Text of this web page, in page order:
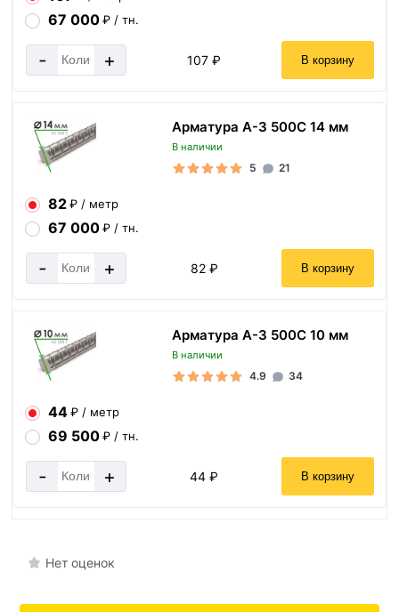
67 000₽ / тн.
- + 107 ₽ В корзину
Арматура А-3 500С 14 мм
В наличии
5 21
82₽ / метр
67 000₽ / тн.
- + 82 ₽ В корзину
Арматура А-3 500С 10 мм
В наличии
4.9 34
44₽ / метр
69 500₽ / тн.
- + 44 ₽ В корзину
Нет оценок